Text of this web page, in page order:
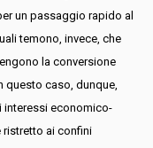
un passaggio rapido al
temono, invece, che
la conversione
questo caso, dunque,
interessi economico-
ristretto ai confini